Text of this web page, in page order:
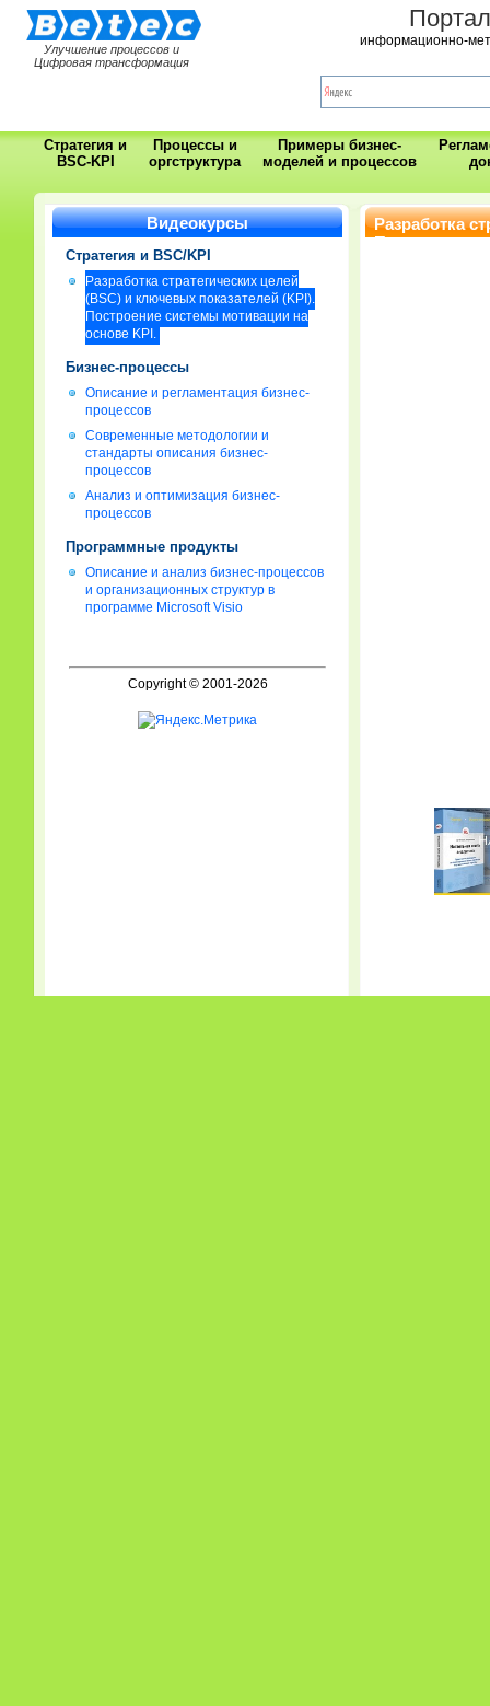
Улучшение процессов и
Цифровая трансформация
информационно-
Стратегия и
BSC-KPI
Процессы и
оргструктура
Примеры бизнес-
моделей и процессов
Видеокурсы
Стратегия и BSC/KPI
Разработка стратегических целей
(BSC) и ключевых показателей (KPI).
Построение системы мотивации на
основе KPI.
Бизнес-процессы
Описание и регламентация бизнес-
процессов
Современные методологии и
стандарты описания бизнес-
процессов
Анализ и оптимизация бизнес-
процессов
Программные продукты
Описание и анализ бизнес-процессов
и организационных структур в
программе Microsoft Visio
Copyright © 2001-2026
Разработка
Построение